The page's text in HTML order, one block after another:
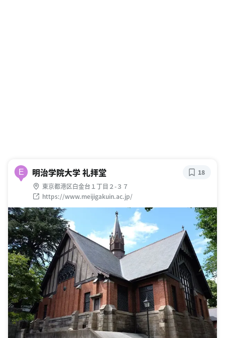
E 明治学院大学 礼拝堂
東京都港区白金台１丁目２-３７
https://www.meijigakuin.ac.jp/
18